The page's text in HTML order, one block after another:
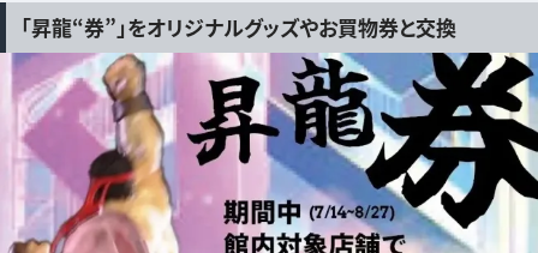
「昇龍“券”」をオリジナルグッズやお買物券と交換